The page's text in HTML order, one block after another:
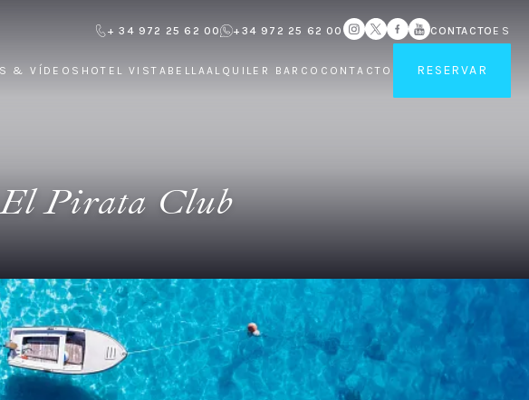
+ 34 972 25 62 00 +34 972 25 62 00 CONTACTO ES
& VÍDEOS HOTEL VISTABELLAALQUILER BARCO CONTACTO RESERVAR
Pirata Club
sobre los datos personales que recopilamos. Su
la forma en que HOTEL VISTABELLA CANYELLES,